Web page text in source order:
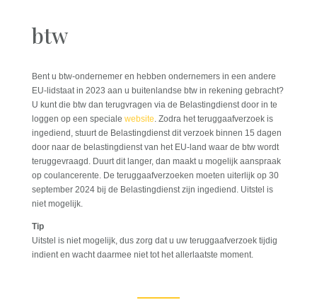
btw
Bent u btw-ondernemer en hebben ondernemers in een andere
EU-lidstaat in 2023 aan u buitenlandse btw in rekening gebracht?
U kunt die btw dan terugvragen via de Belastingdienst door in te
loggen op een speciale website. Zodra het teruggaafverzoek is
ingediend, stuurt de Belastingdienst dit verzoek binnen 15 dagen
door naar de belastingdienst van het EU-land waar de btw wordt
teruggevraagd. Duurt dit langer, dan maakt u mogelijk aanspraak
op coulancerente. De teruggaafverzoeken moeten uiterlijk op 30
september 2024 bij de Belastingdienst zijn ingediend. Uitstel is
niet mogelijk.
Tip
Uitstel is niet mogelijk, dus zorg dat u uw teruggaafverzoek tijdig
indient en wacht daarmee niet tot het allerlaatste moment.